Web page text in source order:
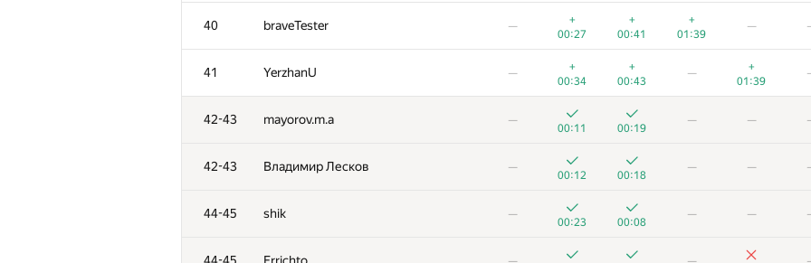
40 braveTester —
+
00:27
+
00:41
+
01:39
—
41 YerzhanU —
+
00:34
+
00:43
—
+
01:39
42-43 mayorov.m.a —
00:11 00:19
— —
42-43 Владимир Лесков —
00:12 00:18
— —
44-45 shik —
00:23 00:08
— —
5 Um_nik
00:06 00:11 00:32
6 KAN
00:09
00:15
01:24 01:33
7
00:17
00:22
01:18 01:38
8 Ce Jin
00:21
00:27
00:43 01:39
9 Bruce Merry
00:13
00:20
00:51
10 tourist —